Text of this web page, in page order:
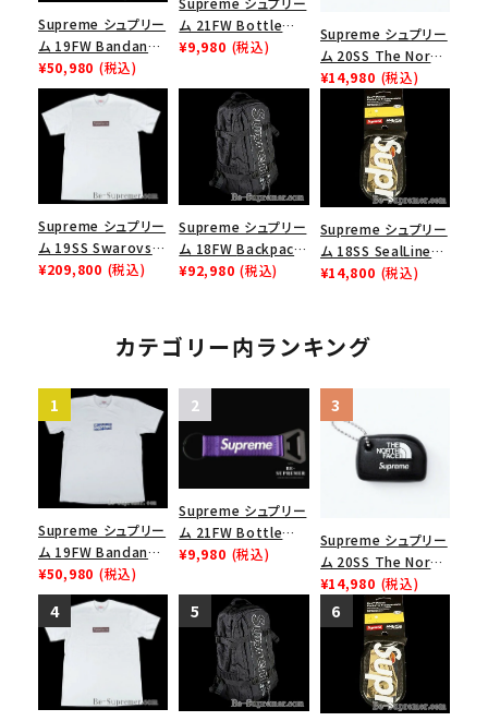
Supreme シュプリー
ム 19FW Bandana
Box Logo Tee バン
ダナボックスロゴTシ
ャツ ホワイト
¥50,980 (税込)
ム 21FW Bottle
Opener Webbing
ープナーウェビングキ
ーチェイン パープル
¥9,980 (税込)
Supreme シュプリー
ム 20SS The North
Face Floating
Keychain ノースフェ
イスフローティングキ
ーチェーン ブラック
¥14,980 (税込)
Supreme シュプリー
ム 19SS Swarovski
Box Logo Tee スワ
¥209,800 (税込)
Supreme シュプリー
ム 18FW Backpack
バックパック リュック
¥92,980 (税込)
Supreme シュプリー
ム 18SS SealLine
See Pouch Small
ク
¥14,800 (税込)
カテゴリー内ランキング
Supreme シュプリー
ム 19FW Bandana
Box Logo Tee バン
ダナボックスロゴTシ
ャツ ホワイト
¥50,980 (税込)
Supreme シュプリー
ム 21FW Bottle
Opener Webbing
ープナーウェビングキ
ーチェイン パープル
¥9,980 (税込)
Supreme シュプリー
ム 20SS The North
Face Floating
Keychain ノースフェ
イスフローティングキ
ーチェーン ブラック
¥14,980 (税込)